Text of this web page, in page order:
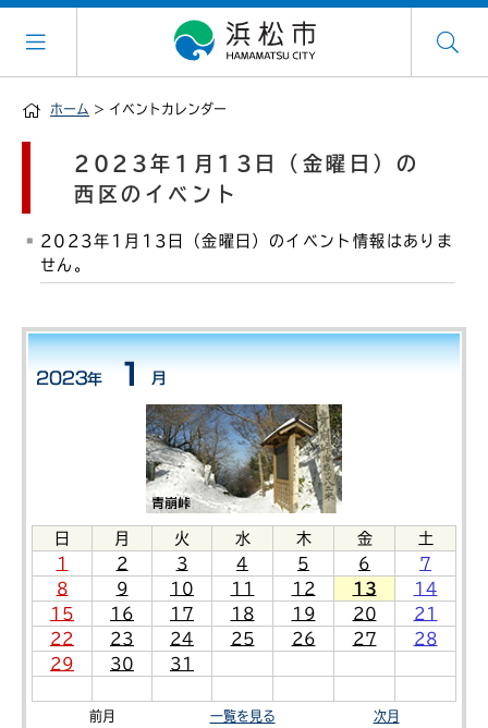
ホーム > イベントカレンダー
日 月 火 水 木 金
土
1
2 3 4 5 6
7
8
9 10 11 12 13
14
15
16 17 18 19 20
21
22
23 24 25 26 27
28
29
30 31
前月 一覧を見る 次月
2023年1月13日（金曜日）の
西区のイベント
2023年1月13日（金曜日）のイベント情報はありま
せん。